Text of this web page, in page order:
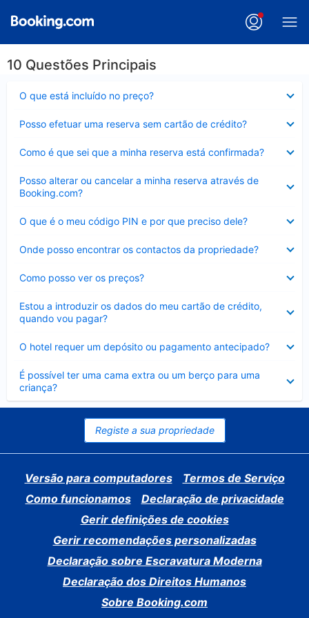
10 Questões Principais
O que está incluído no preço?
fechado
Posso efetuar uma reserva sem cartão de crédito?
fechado
Como é que sei que a minha reserva está confirmada?
fechado
Posso alterar ou cancelar a minha reserva através de
Booking.com?
fechado
O que é o meu código PIN e por que preciso dele?
fechado
Onde posso encontrar os contactos da propriedade?
fechado
Como posso ver os preços?
fechado
Estou a introduzir os dados do meu cartão de crédito,
quando vou pagar?
fechado
O hotel requer um depósito ou pagamento antecipado?
fechado
É possível ter uma cama extra ou um berço para uma
criança?
Elemento
fechado
Registe a sua propriedade
Versão para computadores
Termos de Serviço
Como funcionamos
Declaração de privacidade
Gerir definições de cookies
Gerir recomendações personalizadas
Declaração sobre Escravatura Moderna
Declaração dos Direitos Humanos
Sobre Booking.com